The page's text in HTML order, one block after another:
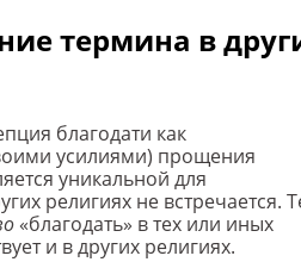
термина в
благодати как
усилиями) прощения
уникальной для
религиях не встречается.
«благодать» в тех или иных
и в других религиях.